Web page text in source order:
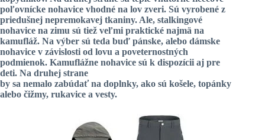
poľovnícke nohavice vhodné na lov zveri. Sú vyrobené z
priedušnej nepremokavej tkaniny. Ale, stalkingové
nohavice na zimu sú tiež veľmi praktické najmä na
kamufláž. Na výber sú teda buď pánske, alebo dámske
nohavice v závislosti od lovu a poveternostných
podmienok. Kamuflážne nohavice sú k dispozícii aj pre
deti. Na druhej strane
by sa nemalo zabúdať na doplnky, ako sú košele, topánky
alebo čižmy, rukavice a vesty.